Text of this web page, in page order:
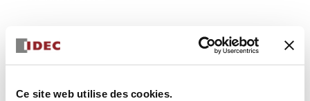
Ce site web utilise des cookies.
Sélectionner la quantité